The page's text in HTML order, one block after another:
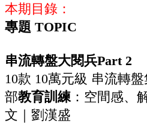
本期目錄：
專題 TOPIC
串流轉盤大閱兵Part 2
10款 10萬元級 串流轉
部教育訓練 ：空間感、
文｜劉漢盛